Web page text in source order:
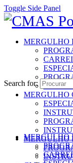
Toggle Side Panel
MERGULHO
MERGULHO
MERGULHO
Search for:
MERGULHO